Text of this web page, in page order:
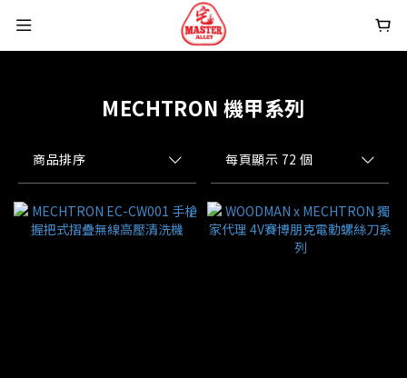
MECHTRON 機甲系列
商品排序 每頁顯示 72 個